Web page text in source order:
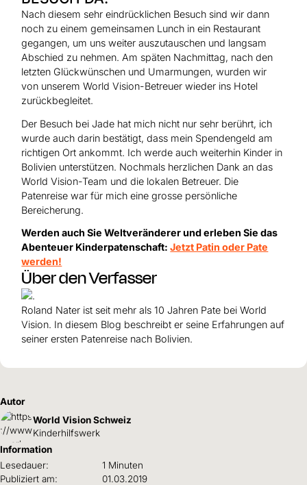
Nach diesem sehr eindrücklichen Besuch sind wir dann
noch zu einem gemeinsamen Lunch in ein Restaurant
gegangen, um uns weiter auszutauschen und langsam
Abschied zu nehmen. Am späten Nachmittag, nach den
letzten Glückwünschen und Umarmungen, wurden wir
von unserem World Vision-Betreuer wieder ins Hotel
zurückbegleitet.
Der Besuch bei Jade hat mich nicht nur sehr berührt, ich
wurde auch darin bestätigt, dass mein Spendengeld am
richtigen Ort ankommt. Ich werde auch weiterhin Kinder in
Bolivien unterstützen. Nochmals herzlichen Dank an das
World Vision-Team und die lokalen Betreuer. Die
Patenreise war für mich eine grosse persönliche
Bereicherung.
Werden auch Sie Weltveränderer und erleben Sie das
Abenteuer Kinderpatenschaft:Jetzt Patin oder Pate
werden!
Über den Verfasser
Roland Nater ist seit mehr als 10 Jahren Pate bei World
Vision. In diesem Blog beschreibt er seine Erfahrungen auf
seiner ersten Patenreise nach Bolivien.
Autor
World Vision Schweiz
Kinderhilfswerk
Information
Lesedauer:
1 Minuten
Publiziert am:
01.03.2019